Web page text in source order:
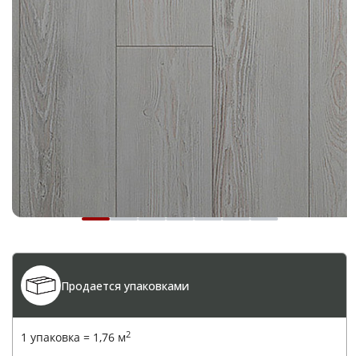
Продается упаковками
1 упаковка = 1,76 м2
Ваше имя